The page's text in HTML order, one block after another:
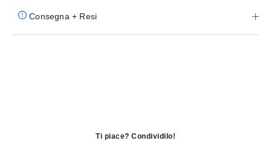
Consegna + Resi
Ti piace? Condividilo!